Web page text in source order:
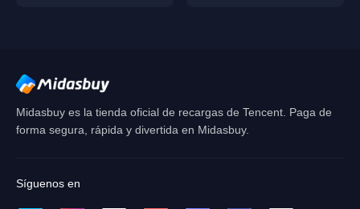
Midasbuy es la tienda oficial de recargas de Tencent. Paga de
forma segura, rápida y divertida en Midasbuy.
Síguenos en